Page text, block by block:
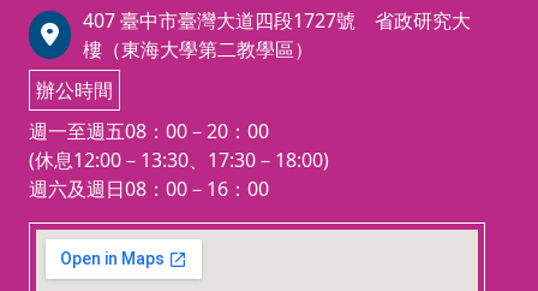
407 臺中市臺灣大道四段1727號 省政研究大
樓（東海大學第二教學區）
辦公時間
週一至週五08：00－20：00
(休息12:00－13:30、17:30－18:00)
週六及週日08：00－16：00
123 movies
embedgooglemap.net